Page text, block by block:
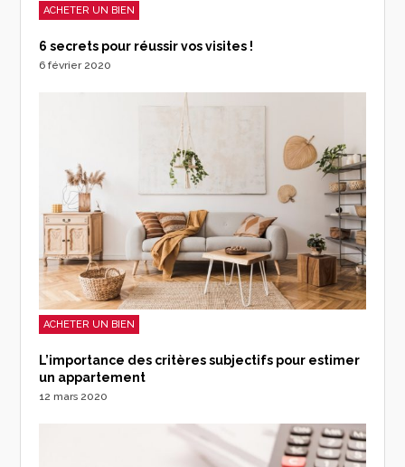
ACHETER UN BIEN
6 secrets pour réussir vos visites !
6 février 2020
ACHETER UN BIEN
L’importance des critères subjectifs pour estimer
un appartement
12 mars 2020